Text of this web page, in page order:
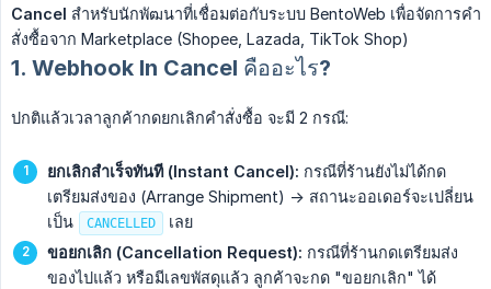
Cancel สำหรับนักพัฒนาที่เชื่อมต่อกับระบบ BentoWeb เพื่อจัดการคำ
สั่งซื้อจาก Marketplace (Shopee, Lazada, TikTok Shop)
1. Webhook In Cancel คืออะไร?
ปกติแล้วเวลาลูกค้ากดยกเลิกคำสั่งซื้อ จะมี 2 กรณี:
ยกเลิกสำเร็จทันที (Instant Cancel): กรณีที่ร้านยังไม่ได้กด
เตรียมส่งของ (Arrange Shipment) -> สถานะออเดอร์จะเปลี่ยน
เป็น
CANCELLED
เลย
ขอยกเลิก (Cancellation Request): กรณีที่ร้านกดเตรียมส่ง
ของไปแล้ว หรือมีเลขพัสดุแล้ว ลูกค้าจะกด "ขอยกเลิก" ได้